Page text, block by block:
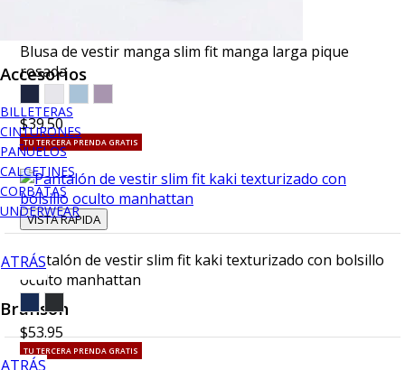
Accesorios
BILLETERAS
CINTURONES
PAÑUELOS
CALCETINES
CORBATAS
UNDERWEAR
ATRÁS
Branson
ATRÁS
Blusa de vestir manga slim fit manga larga pique
rosada
$39.50
TU TERCERA PRENDA GRATIS
VISTA RAPIDA
Pantalón de vestir slim fit kaki texturizado con bolsillo
oculto manhattan
$53.95
TU TERCERA PRENDA GRATIS